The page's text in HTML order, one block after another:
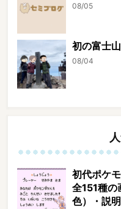
08/05
初の富士
08/04
初代ポケ
全151種の
色）・説